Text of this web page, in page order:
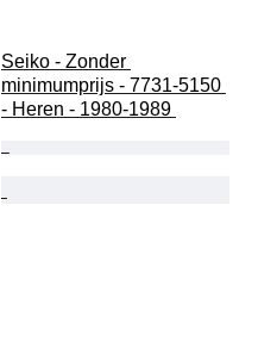
Seiko - Zonder
minimumprijs - 7731-5150
- Heren - 1980-1989